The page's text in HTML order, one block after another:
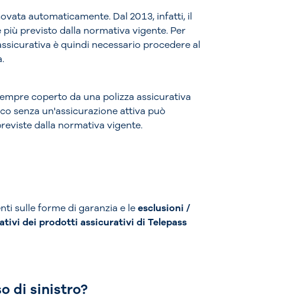
automaticamente. Dal 2013, infatti, il
previsto dalla normativa vigente. Per
è quindi necessario procedere al
coperto da una polizza assicurativa
senza un'assicurazione attiva può
dalla normativa vigente.
sulle forme di garanzia e leesclusioni /
dei prodotti assicurativi di Telepass
di sinistro?